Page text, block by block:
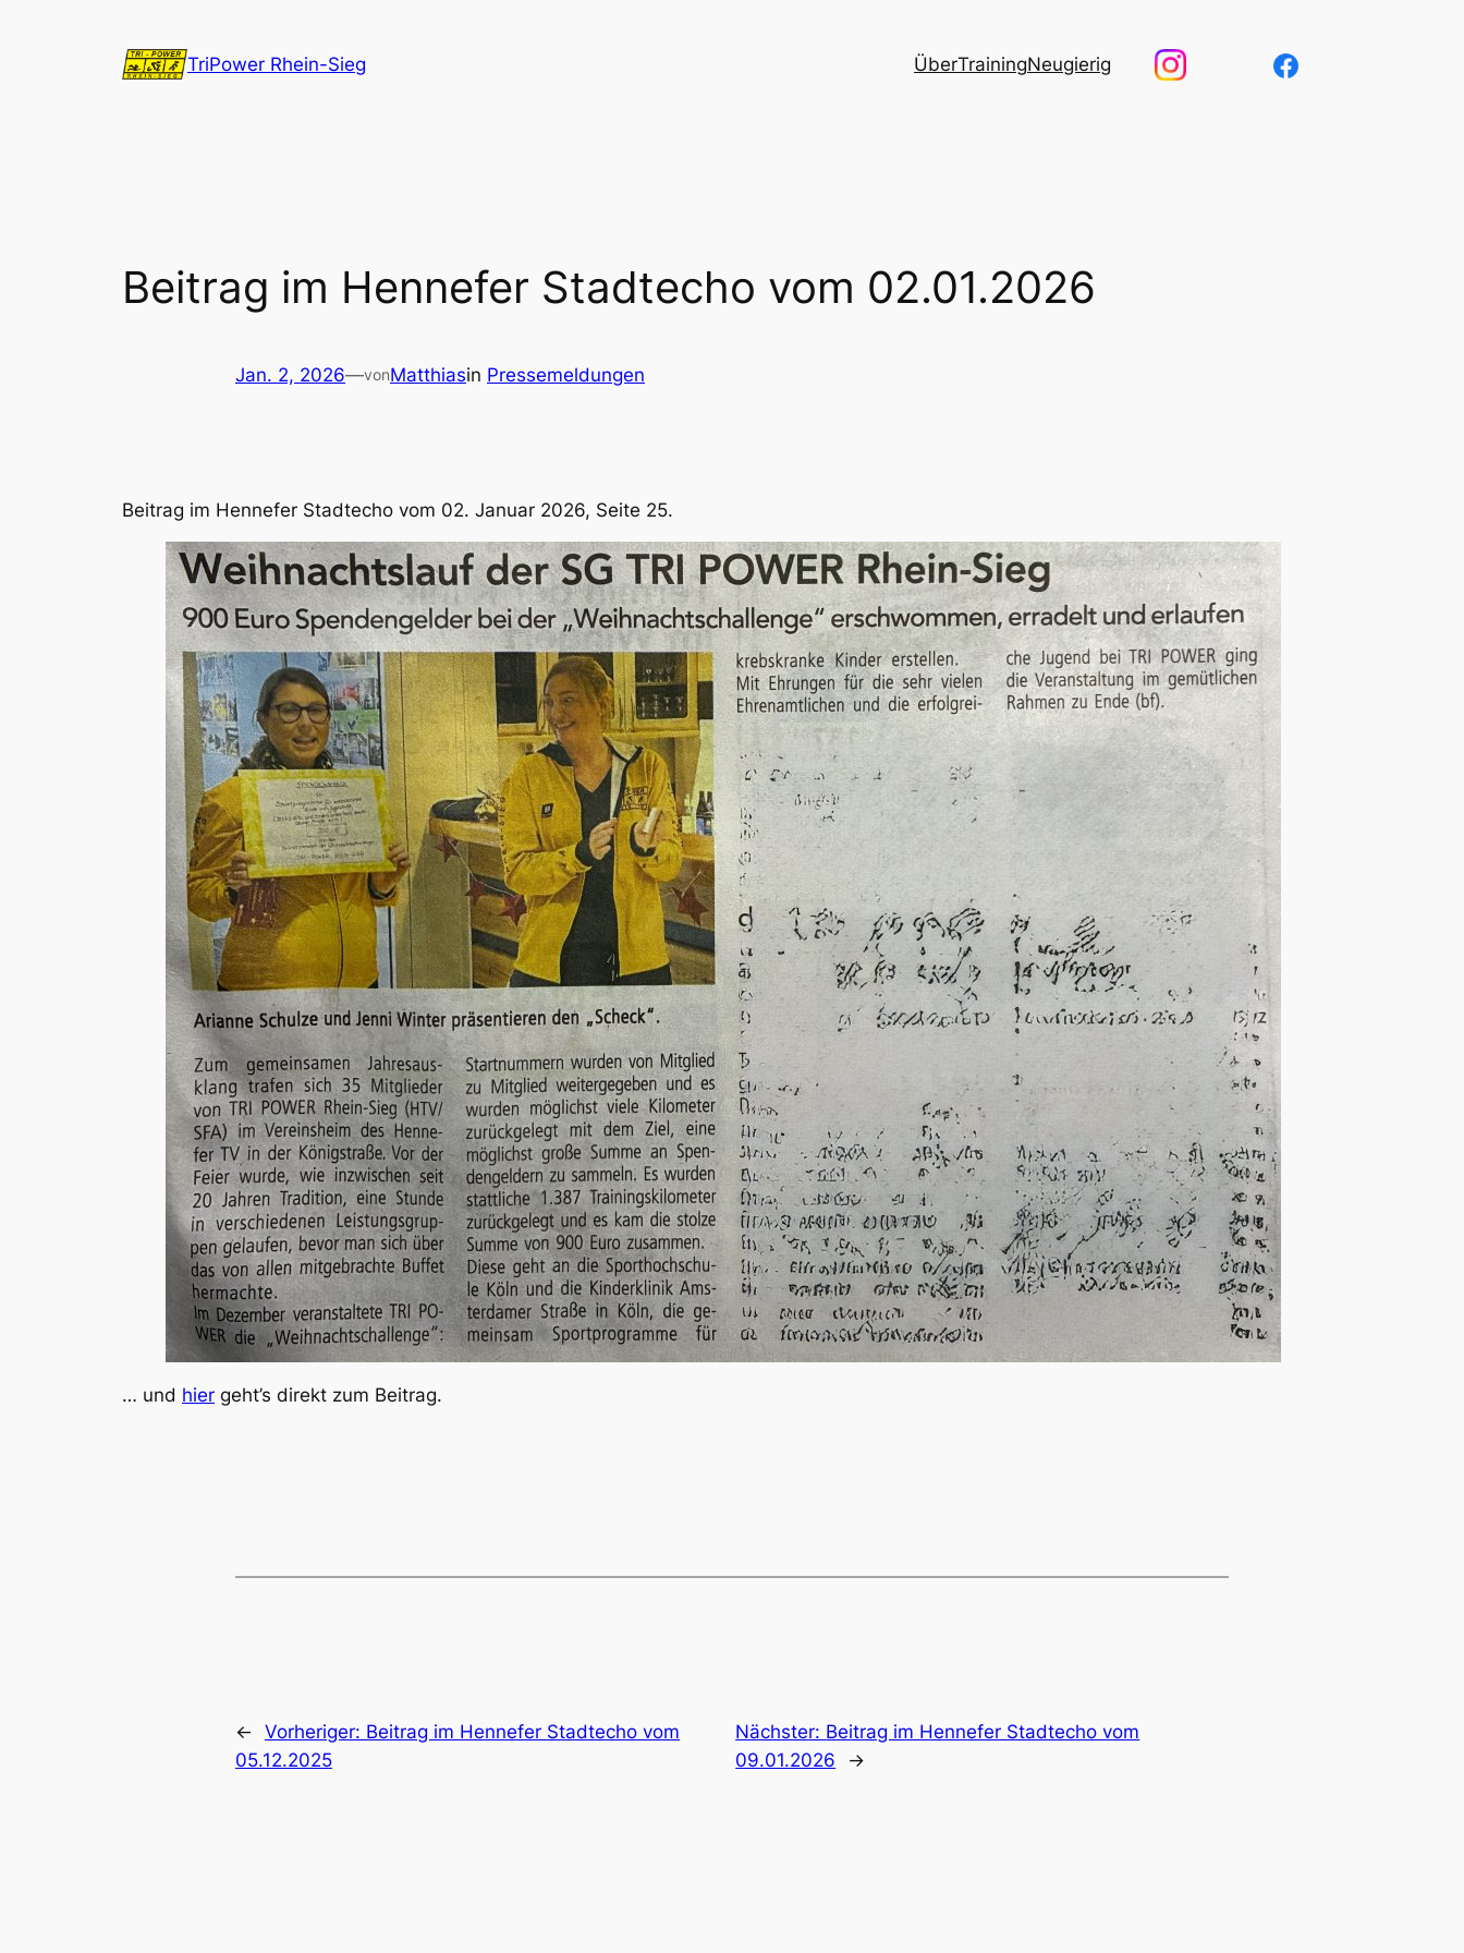
TriPower Rhein-Sieg ÜberTrainingNeugierig
Beitrag im Hennefer Stadtecho vom 02.01.2026
Jan. 2, 2026—vonMatthiasin Pressemeldungen
Beitrag im Hennefer Stadtecho vom 02. Januar 2026, Seite 25.
… und hier geht’s direkt zum Beitrag.
← Vorheriger: Beitrag im Hennefer Stadtecho vom
05.12.2025
Nächster: Beitrag im Hennefer Stadtecho vom
09.01.2026
→